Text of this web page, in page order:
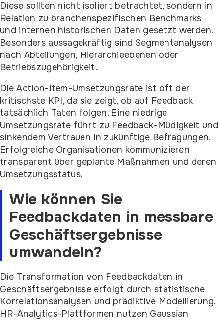
Diese sollten nicht isoliert betrachtet, sondern in
Relation zu branchenspezifischen Benchmarks
und internen historischen Daten gesetzt werden.
Besonders aussagekräftig sind Segmentanalysen
nach Abteilungen, Hierarchieebenen oder
Betriebszugehörigkeit.
Die Action-Item-Umsetzungsrate ist oft der
kritischste KPI, da sie zeigt, ob auf Feedback
tatsächlich Taten folgen. Eine niedrige
Umsetzungsrate führt zu Feedback-Müdigkeit und
sinkendem Vertrauen in zukünftige Befragungen.
Erfolgreiche Organisationen kommunizieren
transparent über geplante Maßnahmen und deren
Umsetzungsstatus.
Wie können Sie
Feedbackdaten in messbare
Geschäftsergebnisse
umwandeln?
Die Transformation von Feedbackdaten in
Geschäftsergebnisse erfolgt durch statistische
Korrelationsanalysen und prädiktive Modellierung.
HR-Analytics-Plattformen nutzen Gaussian